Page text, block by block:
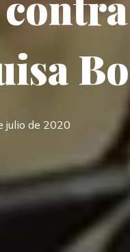
julio de 2020